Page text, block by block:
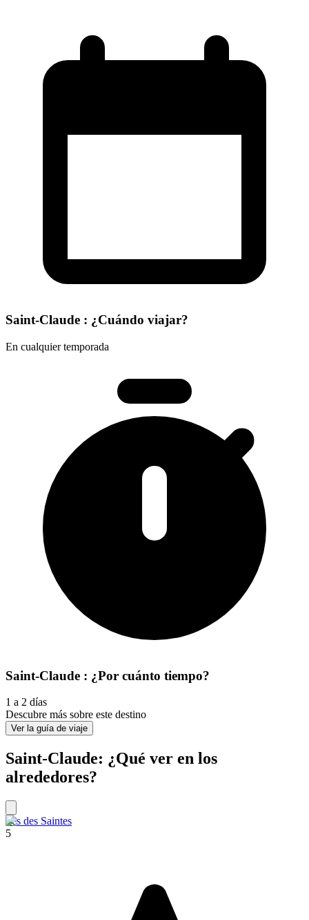
Saint-Claude : ¿Cuándo viajar?
En cualquier temporada
Saint-Claude : ¿Por cuánto tiempo?
1 a 2 días
Descubre más sobre este destino
Ver la guía de viaje
Saint-Claude: ¿Qué ver en los
alrededores?
Iles des Saintes
5